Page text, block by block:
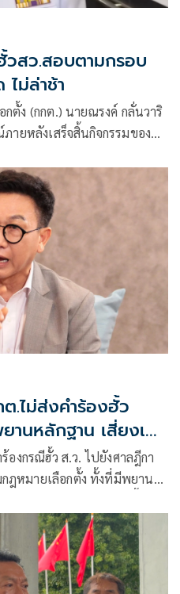
สว.สอบตามกรอบ
ม่ล่าช้า
ตั้ง (กกต.) นายณรงค์ กลั่นวาริ
ยหลังเสร็จสิ้นกิจกรรมของ
.ไม่ส่งคำร้องฮั้ว
นหลักฐาน เสี่ยงเกิด
งกรณีฮั้ว ส.ว. ไปยังศาลฎีกา
ฎหมายเลือกตั้ง ทั้งที่มีพยาน